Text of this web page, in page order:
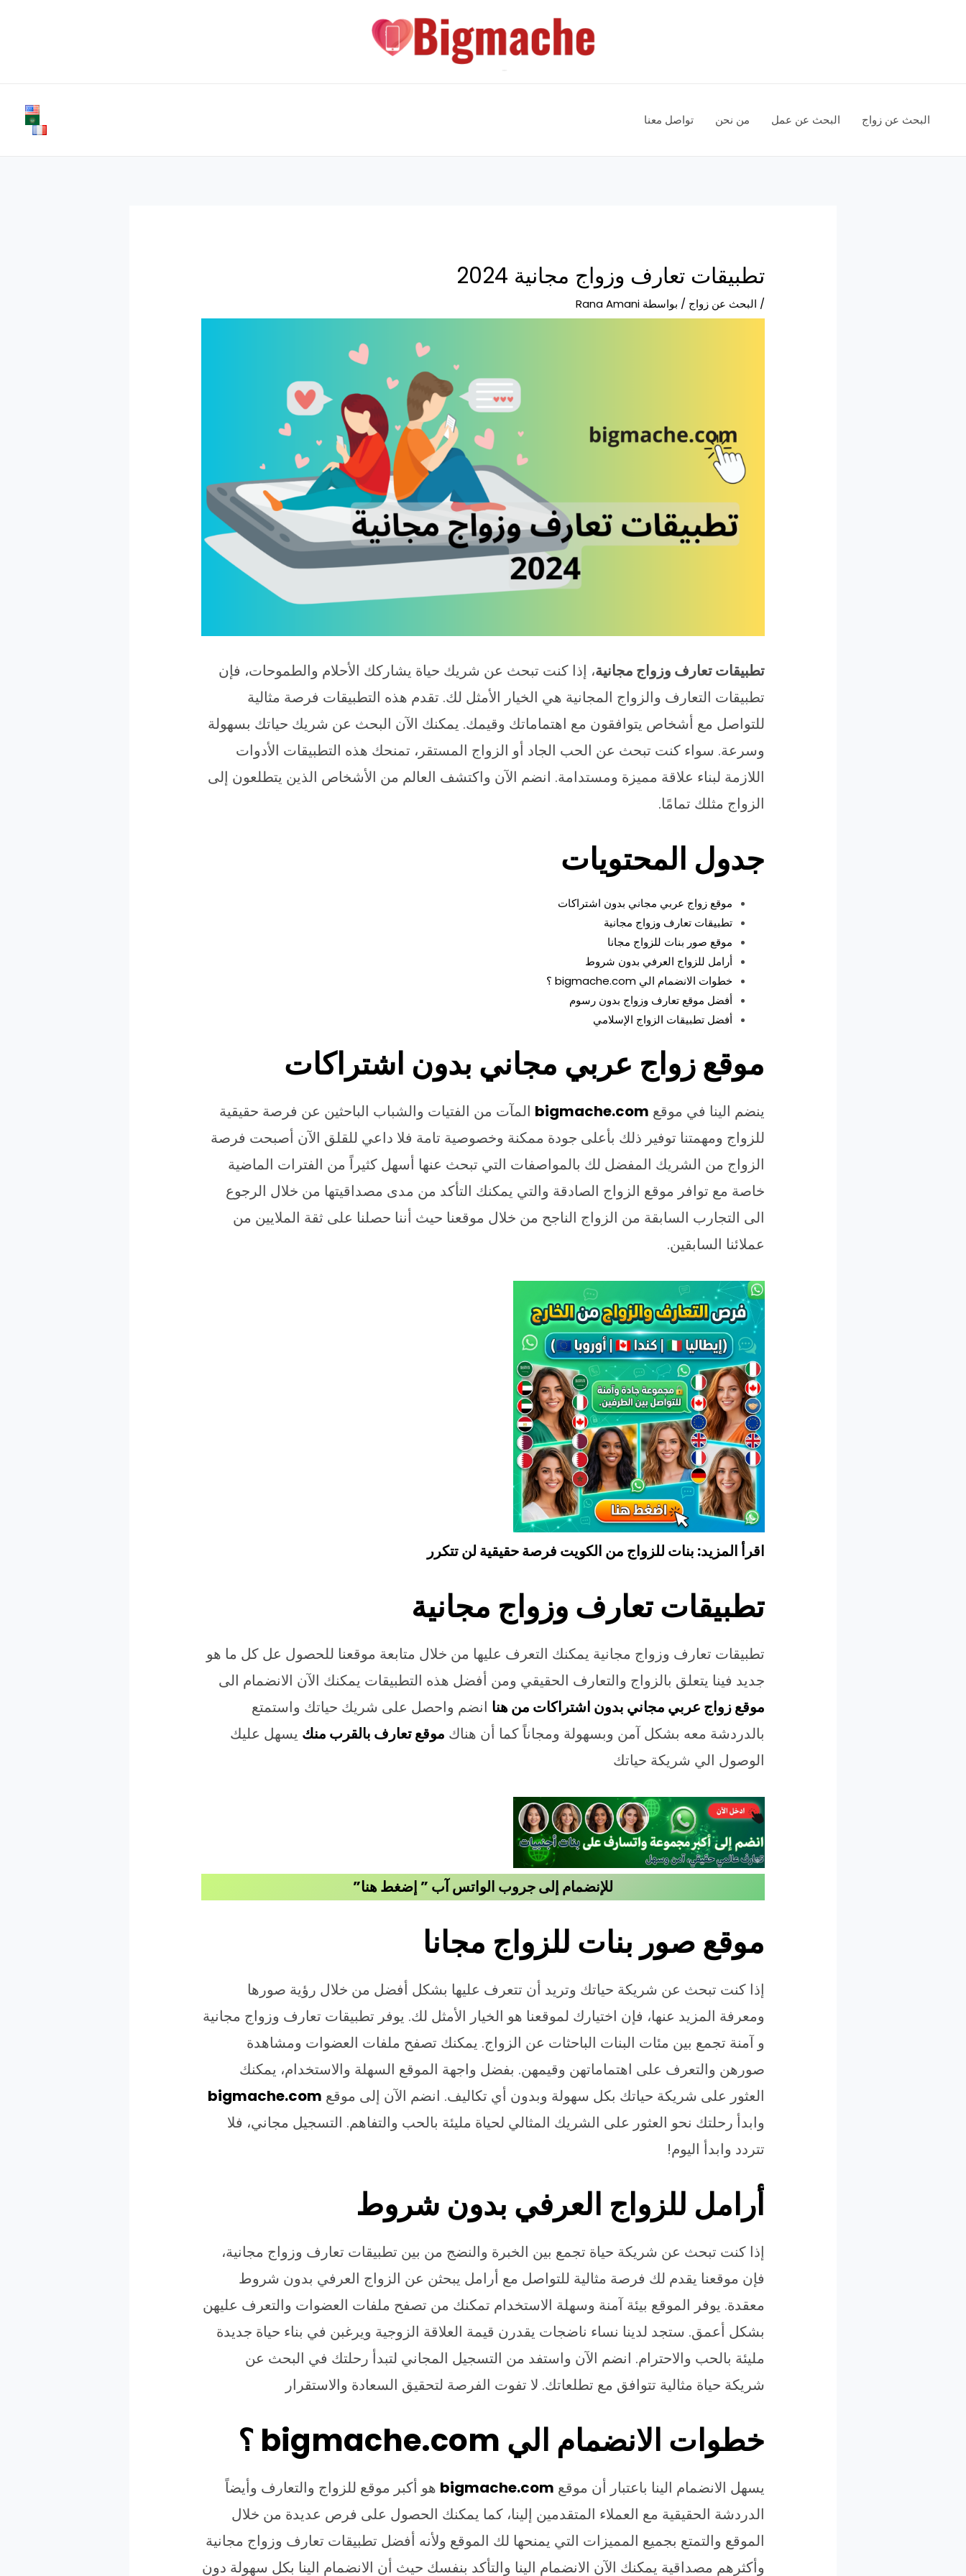
البحث عن زواج البحث عن عمل من نحن تواصل معنا
تطبيقات تعارف وزواج مجانية 2024
/ البحث عن زواج / بواسطة Rana Amani
تطبيقات تعارف وزواج مجانية، إذا كنت تبحث عن شريك حياة يشاركك الأحلام والطموحات، فإن
تطبيقات التعارف والزواج المجانية هي الخيار الأمثل لك. تقدم هذه التطبيقات فرصة مثالية
للتواصل مع أشخاص يتوافقون مع اهتماماتك وقيمك. يمكنك الآن البحث عن شريك حياتك بسهولة
وسرعة. سواء كنت تبحث عن الحب الجاد أو الزواج المستقر، تمنحك هذه التطبيقات الأدوات
اللازمة لبناء علاقة مميزة ومستدامة. انضم الآن واكتشف العالم من الأشخاص الذين يتطلعون إلى
الزواج مثلك تمامًا.
جدول المحتويات
موقع زواج عربي مجاني بدون اشتراكات
تطبيقات تعارف وزواج مجانية
موقع صور بنات للزواج مجانا
أرامل للزواج العرفي بدون شروط
خطوات الانضمام الي bigmache.com ؟
أفضل موقع تعارف وزواج بدون رسوم
أفضل تطبيقات الزواج الإسلامي
موقع زواج عربي مجاني بدون اشتراكات
ينضم الينا في موقع bigmache.com المآت من الفتيات والشباب الباحثين عن فرصة حقيقية
للزواج ومهمتنا توفير ذلك بأعلى جودة ممكنة وخصوصية تامة فلا داعي للقلق الآن أصبحت فرصة
الزواج من الشريك المفضل لك بالمواصفات التي تبحث عنها أسهل كثيراً من الفترات الماضية
خاصة مع توافر موقع الزواج الصادقة والتي يمكنك التأكد من مدى مصداقيتها من خلال الرجوع
الى التجارب السابقة من الزواج الناجح من خلال موقعنا حيث أننا حصلنا على ثقة الملايين من
عملائنا السابقين.
اقرأ المزيد: بنات للزواج من الكويت فرصة حقيقية لن تتكرر
تطبيقات تعارف وزواج مجانية
تطبيقات تعارف وزواج مجانية يمكنك التعرف عليها من خلال متابعة موقعنا للحصول عل كل ما هو
جديد فينا يتعلق بالزواج والتعارف الحقيقي ومن أفضل هذه التطبيقات يمكنك الآن الانضمام الى
موقع زواج عربي مجاني بدون اشتراكات من هنا انضم واحصل على شريك حياتك واستمتع
بالدردشة معه بشكل آمن وبسهولة ومجاناً كما أن هناك موقع تعارف بالقرب منك يسهل عليك
الوصول الي شريكة حياتك
للإنضمام إلى جروب الواتس آب ” إضغط هنا”
موقع صور بنات للزواج مجانا
إذا كنت تبحث عن شريكة حياتك وتريد أن تتعرف عليها بشكل أفضل من خلال رؤية صورها
ومعرفة المزيد عنها، فإن اختيارك لموقعنا هو الخيار الأمثل لك. يوفر تطبيقات تعارف وزواج مجانية
و آمنة تجمع بين مئات البنات الباحثات عن الزواج. يمكنك تصفح ملفات العضوات ومشاهدة
صورهن والتعرف على اهتماماتهن وقيمهن. بفضل واجهة الموقع السهلة والاستخدام، يمكنك
العثور على شريكة حياتك بكل سهولة وبدون أي تكاليف. انضم الآن إلى موقع bigmache.com
وابدأ رحلتك نحو العثور على الشريك المثالي لحياة مليئة بالحب والتفاهم. التسجيل مجاني، فلا
تتردد وابدأ اليوم!
أرامل للزواج العرفي بدون شروط
إذا كنت تبحث عن شريكة حياة تجمع بين الخبرة والنضج من بين تطبيقات تعارف وزواج مجانية،
فإن موقعنا يقدم لك فرصة مثالية للتواصل مع أرامل يبحثن عن الزواج العرفي بدون شروط
معقدة. يوفر الموقع بيئة آمنة وسهلة الاستخدام تمكنك من تصفح ملفات العضوات والتعرف عليهن
بشكل أعمق. ستجد لدينا نساء ناضجات يقدرن قيمة العلاقة الزوجية ويرغبن في بناء حياة جديدة
مليئة بالحب والاحترام. انضم الآن واستفد من التسجيل المجاني لتبدأ رحلتك في البحث عن
شريكة حياة مثالية تتوافق مع تطلعاتك. لا تفوت الفرصة لتحقيق السعادة والاستقرار
خطوات الانضمام الي bigmache.com ؟
يسهل الانضمام الينا باعتبار أن موقع bigmache.com هو أكبر موقع للزواج والتعارف وأيضاً
الدردشة الحقيقية مع العملاء المتقدمين إلينا، كما يمكنك الحصول على فرص عديدة من خلال
الموقع والتمتع بجميع المميزات التي يمنحها لك الموقع ولأنه أفضل تطبيقات تعارف وزواج مجانية
وأكثرهم مصداقية يمكنك الآن الانضمام الينا والتأكد بنفسك حيث أن الانضمام الينا بكل سهولة دون